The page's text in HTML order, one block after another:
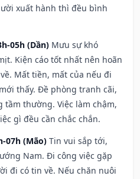
xuất hành thì đều bình
05h (Dần) Mưu sự khó
Kiện cáo tốt nhất nên hoãn
Mất tiền, mất của nếu đi
thấy. Đề phòng tranh cãi,
thường. Việc làm chậm,
gì đều cần chắc chắn.
07h (Mão) Tin vui sắp tới,
Nam. Đi công việc gặp
đi có tin về. Nếu chăn nuôi